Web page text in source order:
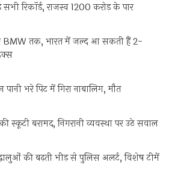
सभी रिकॉर्ड, राजस्व 1200 करोड़ के पार
तक, भारत में जल्द आ सकती हैं 2-
पानी भरे पिट में गिरा नाबालिग, मौत
स्कूटी बरामद, निगरानी व्यवस्था पर उठे सवाल
की बढ़ती भीड़ से पुलिस अलर्ट, विशेष टीमें